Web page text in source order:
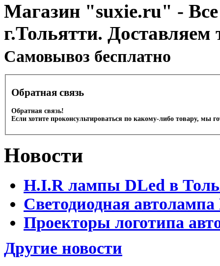
Магазин "suxie.ru" - Все
г.Тольятти.
Cамовывоз бесплатно
Обратная связь
Обратная связь!
Если хотите проконсультироваться по какому-либо товару, мы
Новости
H.I.R лампы DLed в
Светодиодная
Проекторы логотипа
Другие новости